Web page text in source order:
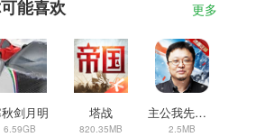
能喜欢 更多
剑月明
6.59GB
塔战
820.35MB
主公我先上等我去喊人
2.5MB